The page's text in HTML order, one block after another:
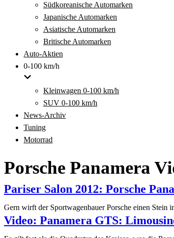
Südkoreanische Automarken
Japanische Automarken
Asiatische Automarken
Britische Automarken
Auto-Aktien
0-100 km/h
Kleinwagen 0-100 km/h
SUV 0-100 km/h
News-Archiv
Tuning
Motorrad
Porsche Panamera
Pariser Salon 2012: Porsche
Gern wirft der Sportwagenbauer Porsche einen Stein
Video: Panamera GTS: